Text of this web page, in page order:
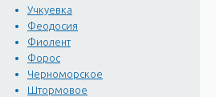
Учкуевка
Феодосия
Фиолент
Форос
Черноморское
Штормовое